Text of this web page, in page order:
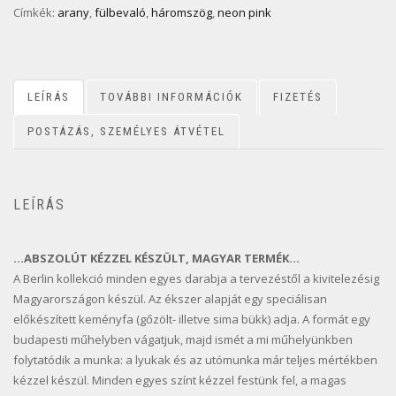
Címkék: arany fülbevaló háromszög neon pink
LEÍRÁS TOVÁBBI INFORMÁCIÓK FIZETÉS
POSTÁZÁS, SZEMÉLYES ÁTVÉTEL
LEÍRÁS
…ABSZOLÚT KÉZZEL KÉSZÜLT, MAGYAR TERMÉK…
A Berlin kollekció minden egyes darabja a tervezéstől a kivitelezésig
Magyarországon készül. Az ékszer alapját egy speciálisan
előkészített keményfa (gőzölt- illetve sima bükk) adja. A formát egy
budapesti műhelyben vágatjuk, majd ismét a mi műhelyünkben
folytatódik a munka: a lyukak és az utómunka már teljes mértékben
kézzel készül. Minden egyes színt kézzel festünk fel, a magas